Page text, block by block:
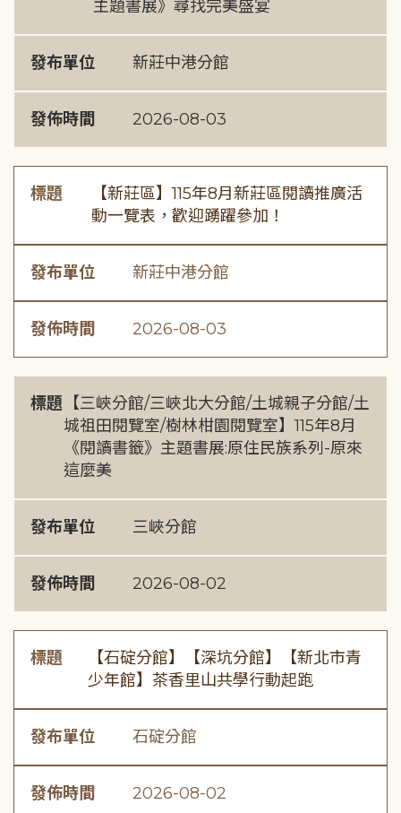
主題書展》尋找完美盛宴
發布單位 新莊中港分館
發佈時間 2026-08-03
標題
【新莊區】115年8月新莊區閱讀推廣活
動一覽表，歡迎踴躍參加！
發布單位 新莊中港分館
發佈時間 2026-08-03
標題 【三峽分館/三峽北大分館/土城親子分館/土
城祖田閱覽室/樹林柑園閱覽室】115年8月
《閱讀書籤》主題書展:原住民族系列-原來
這麼美
發布單位 三峽分館
發佈時間 2026-08-02
標題
【石碇分館】【深坑分館】【新北市青
少年館】茶香里山共學行動起跑
發布單位 石碇分館
發佈時間 2026-08-02